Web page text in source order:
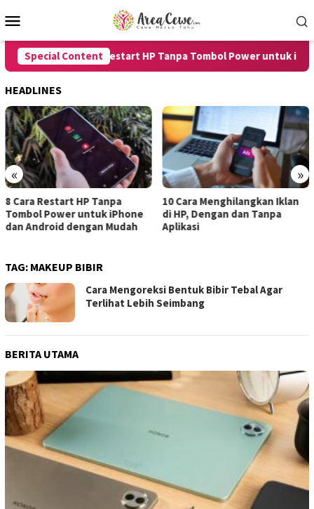
to
Menu
Special Content
8 Cara Restart HP Tanpa Tombol Power untuk
HEADLINES
« »
Restart HP Tanpa
Power untuk iPhone
dengan Mudah
10 Cara Menghilangkan Iklan
di HP, Dengan dan Tanpa
Aplikasi
7
TAG: MAKEUP BIBIR
Cara Mengoreksi Bentuk Bibir Tebal Agar
Terlihat Lebih Seimbang
BERITA UTAMA